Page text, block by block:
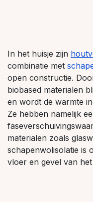
In het huisje zijn
combinatie met
open constructie.
biobased materialen
en wordt de warmte
Ze hebben namelijk
materialen zoals
schapenwolisolatie is
vloer en gevel van het